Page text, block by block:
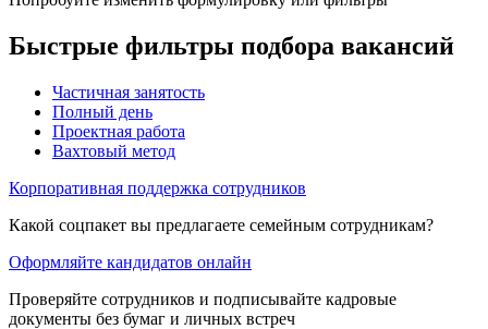
Быстрые фильтры подбора вакансий
Частичная занятость
Полный день
Проектная работа
Вахтовый метод
Корпоративная поддержка сотрудников
Какой соцпакет вы предлагаете семейным сотрудникам?
Оформляйте кандидатов онлайн
Проверяйте сотрудников и подписывайте кадровые
документы без бумаг и личных встреч